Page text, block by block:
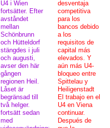
U4 i Wien
fortsätter. Efter
avståndet
mellan
Schönbrunn
och Hütteldorf
stängdes i juli
och augusti,
avser den här
gången
regionen Heil.
Låset är
begränsad till
två helger.
fortsätt sedan
med
desventaja
competitiva
para los
bancos debido
a los
requisitos de
capital más
elevados. Y
aún más U4-
bloqueo entre
Spittelau y
Heiligenstadt
El trabajo en el
U4 en Viena
continuar.
Después de